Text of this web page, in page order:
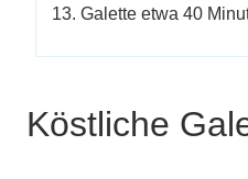
Galette etwa 40
Köstliche